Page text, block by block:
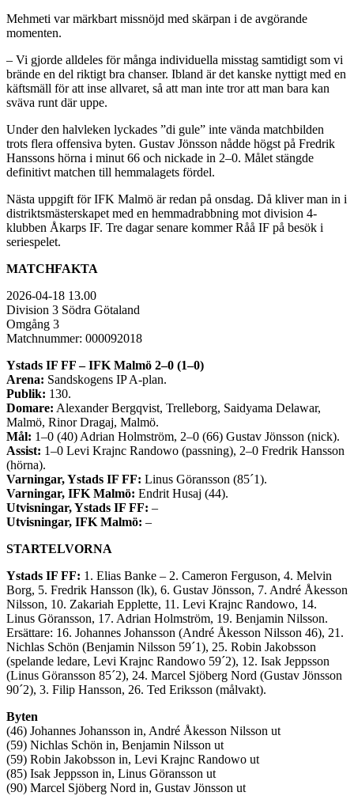
Mehmeti var märkbart missnöjd med skärpan i de avgörande
momenten.
– Vi gjorde alldeles för många individuella misstag samtidigt som vi
brände en del riktigt bra chanser. Ibland är det kanske nyttigt med en
käftsmäll för att inse allvaret, så att man inte tror att man bara kan
sväva runt där uppe.
Under den halvleken lyckades ”di gule” inte vända matchbilden
trots flera offensiva byten. Gustav Jönsson nådde högst på Fredrik
Hanssons hörna i minut 66 och nickade in 2–0. Målet stängde
definitivt matchen till hemmalagets fördel.
Nästa uppgift för IFK Malmö är redan på onsdag. Då kliver man in i
distriktsmästerskapet med en hemmadrabbning mot division 4-
klubben Åkarps IF. Tre dagar senare kommer Råå IF på besök i
seriespelet.
MATCHFAKTA
2026-04-18 13.00
Division 3 Södra Götaland
Omgång 3
Matchnummer: 000092018
Ystads IF FF – IFK Malmö 2–0 (1–0)
Arena: Sandskogens IP A-plan.
Publik: 130.
Domare: Alexander Bergqvist, Trelleborg, Saidyama Delawar,
Malmö, Rinor Dragaj, Malmö.
Mål: 1–0 (40) Adrian Holmström, 2–0 (66) Gustav Jönsson (nick).
Assist: 1–0 Levi Krajnc Randowo (passning), 2–0 Fredrik Hansson
(hörna).
Varningar, Ystads IF FF: Linus Göransson (85´1).
Varningar, IFK Malmö: Endrit Husaj (44).
Utvisningar, Ystads IF FF: –
Utvisningar, IFK Malmö: –
STARTELVORNA
Ystads IF FF: 1. Elias Banke – 2. Cameron Ferguson, 4. Melvin
Borg, 5. Fredrik Hansson (lk), 6. Gustav Jönsson, 7. André Åkesson
Nilsson, 10. Zakariah Epplette, 11. Levi Krajnc Randowo, 14.
Linus Göransson, 17. Adrian Holmström, 19. Benjamin Nilsson.
Ersättare: 16. Johannes Johansson (André Åkesson Nilsson 46), 21.
Nichlas Schön (Benjamin Nilsson 59´1), 25. Robin Jakobsson
(spelande ledare, Levi Krajnc Randowo 59´2), 12. Isak Jeppsson
(Linus Göransson 85´2), 24. Marcel Sjöberg Nord (Gustav Jönsson
90´2), 3. Filip Hansson, 26. Ted Eriksson (målvakt).
Byten
(46) Johannes Johansson in, André Åkesson Nilsson ut
(59) Nichlas Schön in, Benjamin Nilsson ut
(59) Robin Jakobsson in, Levi Krajnc Randowo ut
(85) Isak Jeppsson in, Linus Göransson ut
(90) Marcel Sjöberg Nord in, Gustav Jönsson ut